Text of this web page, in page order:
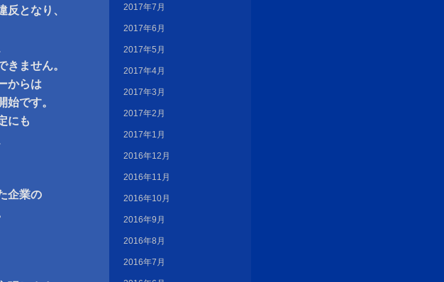
となり、
ません。
からは
です。
にも
企業の
2017年7月
2017年6月
2017年5月
2017年4月
2017年3月
2017年2月
2017年1月
2016年12月
2016年11月
2016年10月
2016年9月
2016年8月
2016年7月